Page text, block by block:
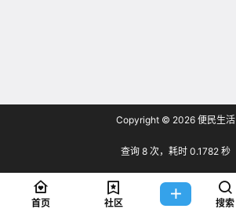
Copyright © 2026 便民生活
查询 8 次，耗时 0.1782 秒
首页 社区 搜索